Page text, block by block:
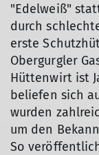
"Edelweiß"
durch
erste
Obergurgler
Hüttenwirt ist
beliefen sich
wurden
um den
So